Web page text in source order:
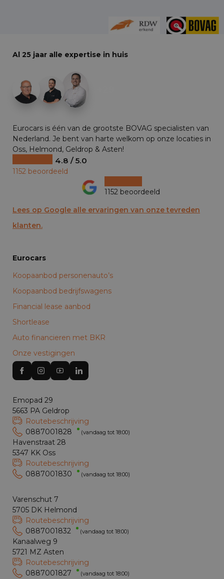
Al 25 jaar alle expertise in huis
Eurocars is één van de grootste BOVAG specialisten van
Nederland. Je bent van harte welkom op onze locaties in
Oss, Helmond, Geldrop & Asten!
4.8 / 5.0
1152 beoordeeld
1152 beoordeeld
Lees op Google alle ervaringen van onze tevreden
klanten.
Eurocars
Koopaanbod personenauto’s
Koopaanbod bedrijfswagens
Financial lease aanbod
Shortlease
Auto financieren met BKR
Onze vestigingen
Emopad 29
5663 PA Geldrop
Routebeschrijving
0887001828
(vandaag tot 18:00)
Havenstraat 28
5347 KK Oss
Routebeschrijving
0887001830
(vandaag tot 18:00)
Varenschut 7
5705 DK Helmond
Routebeschrijving
0887001832
(vandaag tot 18:00)
Kanaalweg 9
5721 MZ Asten
Routebeschrijving
0887001827
(vandaag tot 18:00)